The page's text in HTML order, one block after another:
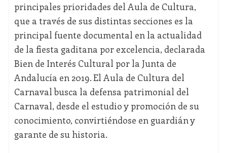
principales prioridades del Aula de Cultura,
que a través de sus distintas secciones es la
principal fuente documental en la actualidad
de la fiesta gaditana por excelencia, declarada
Bien de Interés Cultural por la Junta de
Andalucía en 2019. El Aula de Cultura del
Carnaval busca la defensa patrimonial del
Carnaval, desde el estudio y promoción de su
conocimiento, convirtiéndose en guardián y
garante de su historia.